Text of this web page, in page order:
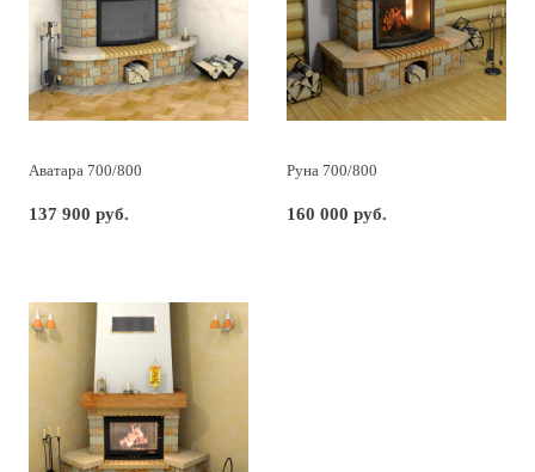
Аватара 700/800
137 900 руб.
Руна 700/800
160 000 руб.